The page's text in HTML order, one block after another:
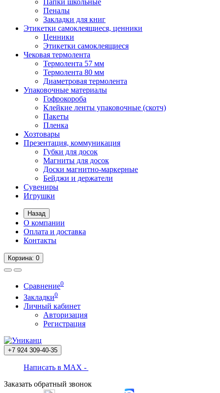
Папки школьные
Пеналы
Закладки для книг
Этикетки самоклеящиеся, ценники
Ценники
Этикетки самоклеящиеся
Чековая термолента
Термолента 57 мм
Термолента 80 мм
Диаметровая термолента
Упаковочные материалы
Гофрокороба
Клейкие ленты упаковочные (скотч)
Пакеты
Пленка
Хозтовары
Презентация, коммуникация
Губки для досок
Магниты для досок
Доски магнитно-маркерные
Бейджи и держатели
Сувениры
Игрушки
Назад
О компании
Оплата и доставка
Контакты
Корзина: 0
Сравнение0
Закладки0
Личный кабинет
Авторизация
Регистрация
+7 924 309-40-35
Написать в MAX -
Заказать обратный звонок